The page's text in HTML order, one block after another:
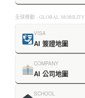
全球移動 · GLOBAL MOBILITY
VISA
AI 簽證地圖
COMPANY
AI 公司地圖
SCHOOL